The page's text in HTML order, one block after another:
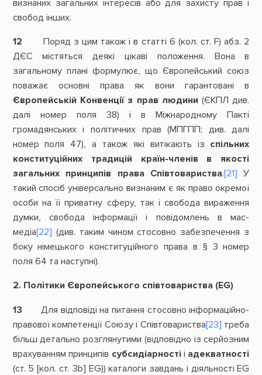
визнаних загальних інтересів або для захисту прав і
свобод інших.
12 Поряд з цим також і в статті 6 (кол. ст. F) абз. 2
ДЄС містяться деякі цікаві положення. Вона в
загальному плані формулює, що Європейський союз
поважає основні права як вони гарантовані в
Європейській Конвенції з прав людини(ЄКПЛ див.
далі номер поля 38) і в Міжнародному Пакті
громадянських і політичних прав (МПГПП; див. далі
номер поля 47), а також які витікають із спільних
конституційних традицій країн-членів в якості
загальних принципів права Співтовариства.[21] У
такий спосіб універсально визнаним є як право окремої
особи на її приватну сферу, так і свобода вираження
думки, свобода інформації і повідомлень в мас-
медіа[22] (див. таким чином стосовно забезпечення з
боку німецького конституційного права в § 3 номер
поля 64 та наступні).
2. Політики Європейського співтовариства (EG)
13Для відповіді на питання стосовно інформаційно-
правової компетенції Союзу і Співтовариства[23] треба
більш детально розглянутими (відповідно із серйозним
врахуванням принципів субсидіарностіі адекватності
(ст. 5 [кол. ст. 3b] EG)) каталоги завдань і діяльності EG